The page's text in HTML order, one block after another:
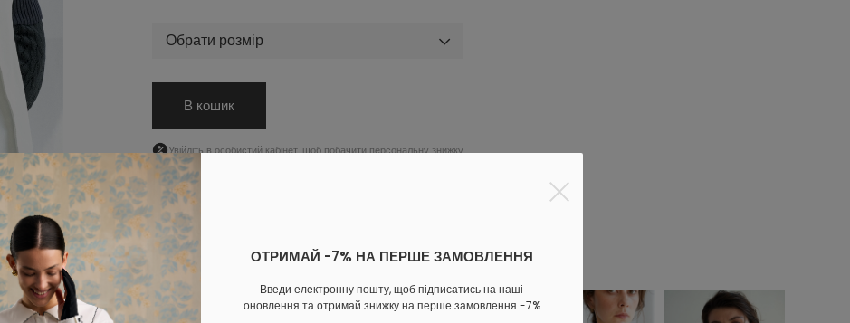
ОТРИМАЙ -7% НА ПЕРШЕ ЗАМОВЛЕННЯ
Введи електронну пошту, щоб підписатись на наші
оновлення та отримай знижку на перше замовлення -7%
Обрати розмір
В кошик
Увійдітьв особистий кабінет, щоб побачити персональну знижку
ОПЛАТА
ДОСТАВКА
ОБМІН ТА ПОВЕРНЕННЯ
Доповни образ